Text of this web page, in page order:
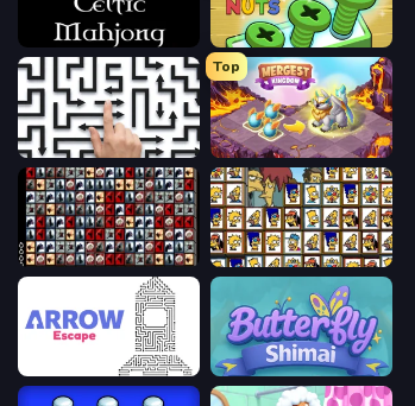
Celtic Mahjong Solitaire Screw Out: Bolts and Nuts
Arrow Escape: Puzzle
Top
Mergest Kingdom
War Mahjong Tiles of the Simpsons
Arrow Escape Butterfly Shimai